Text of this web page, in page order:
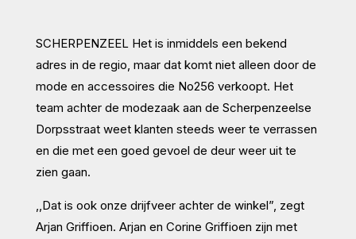
SCHERPENZEEL Het is inmiddels een bekend
adres in de regio, maar dat komt niet alleen door de
mode en accessoires die No256 verkoopt. Het
team achter de modezaak aan de Scherpenzeelse
Dorpsstraat weet klanten steeds weer te verrassen
en die met een goed gevoel de deur weer uit te
zien gaan.
,,Dat is ook onze drijfveer achter de winkel”, zegt
Arjan Griffioen. Arjan en Corine Griffioen zijn met